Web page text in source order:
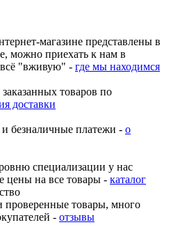
магазине представлены в
можно приехать к нам в
всё "вживую" - где мы находимся
товаров по
доставки
безналичные платежи - о
специализации у нас
цены на все товары - каталог
проверенные товары, много
- отзывы